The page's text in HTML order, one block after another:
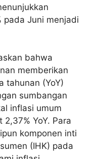
pada Juni menjadi
bahwa
memberikan
tahunan (YoY)
sumbangan
inflasi umum
YoY. Para
komponen inti
(IHK) pada